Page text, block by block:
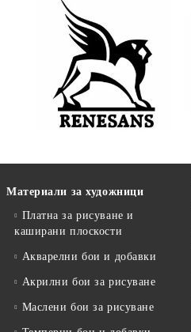
Материали за художници
Платна за рисуване и
каширани плоскости
Акварелни бои и добавки
Акрилни бои за рисуване
Маслени бои за рисуване